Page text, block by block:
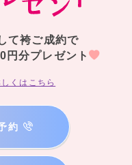
て袴ご成約で
円分プレゼント
くはこちら
約